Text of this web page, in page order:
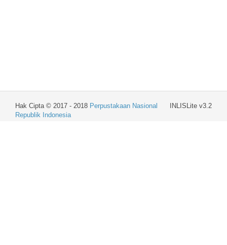
INLISLite v3.2
Hak Cipta © 2017 - 2018 Perpustakaan Nasional
Republik Indonesia